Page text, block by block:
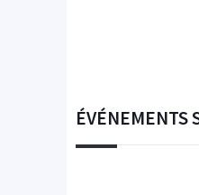
ÉVÉNEMENTS